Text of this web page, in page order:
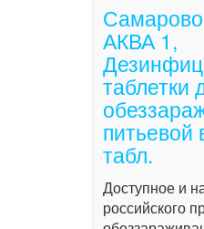
АКВА 1,
таблетки
питьевой
табл.
Доступное и
российского